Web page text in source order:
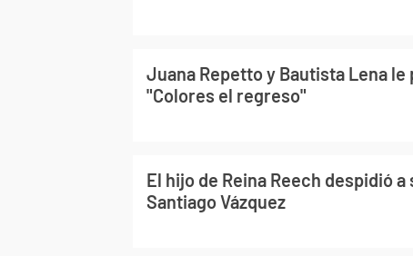
Juana Repetto y Bautista Lena le
"Colores el regreso"
El hijo de Reina Reech despidió a
Santiago Vázquez